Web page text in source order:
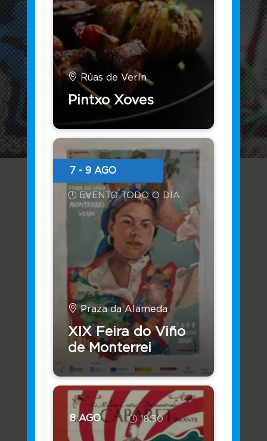
A nosa oficina virtual
Os servizos dispoñibles do Concello de forma
virtual
Sede Electrónica
Rúas de Verín
Pintxo Xoves
7 - 9 AGO
EVENTO TODO O DÍA
Praza da Alameda
XIX Feira do Viño
de Monterrei
8 AGO 18:30